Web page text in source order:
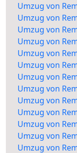
Umzug von
Umzug von
Umzug von
Umzug von
Umzug von
Umzug von
Umzug von
Umzug von
Umzug von
Umzug von
Umzug von
Umzug von
Umzug von